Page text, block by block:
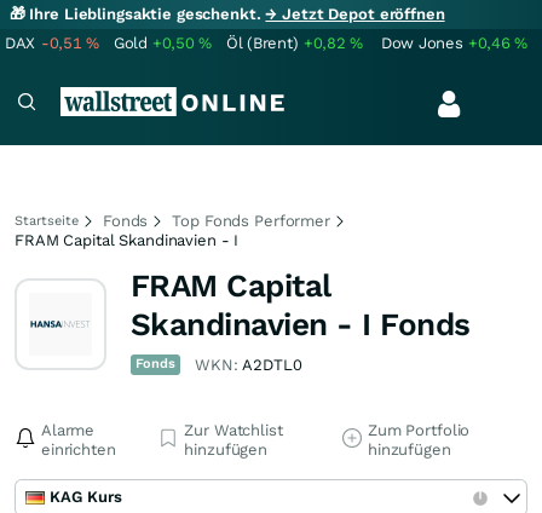
🎁 Ihre Lieblingsaktie geschenkt.→ Jetzt Depot eröffnen
DAX -0,51% Gold +0,50% Öl (Brent) +0,82% Dow Jones +0,46%
Startseite Fonds
Top Fonds Performer
FRAM Capital Skandinavien - I
FRAM Capital
Skandinavien - I Fonds
Fonds WKN:A2DTL0
Alarme
einrichten
Zur Watchlist
hinzufügen
Zum Portfolio
hinzufügen
KAG Kurs